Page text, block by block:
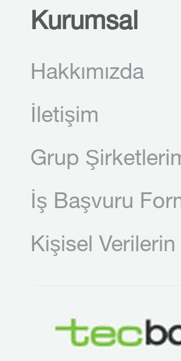
Kurumsal
Hakkımızda
İletişim
Grup
İş Başvuru
Kişisel